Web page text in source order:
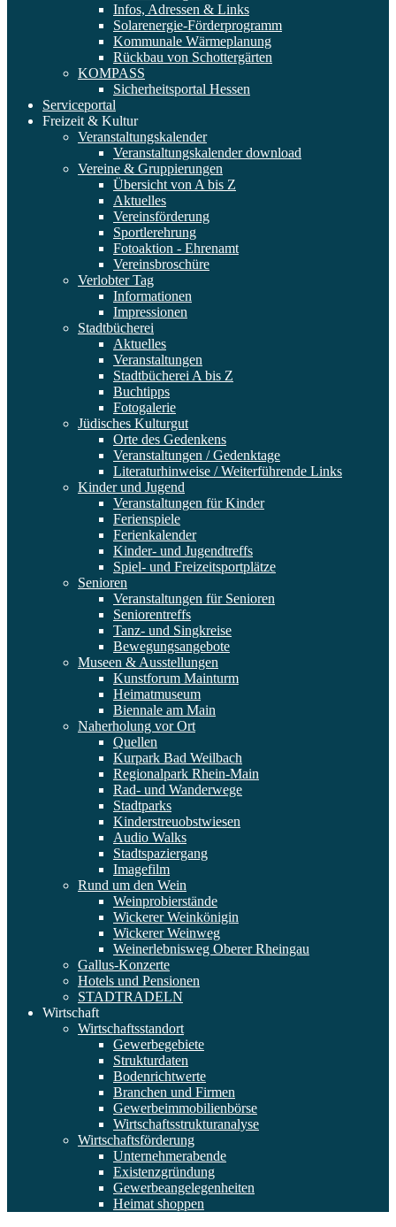
Infos, Adressen & Links
Solarenergie-Förderprogramm
Kommunale Wärmeplanung
Rückbau von Schottergärten
KOMPASS
Sicherheitsportal Hessen
Serviceportal
Freizeit & Kultur
Veranstaltungskalender
Veranstaltungskalender download
Vereine & Gruppierungen
Übersicht von A bis Z
Aktuelles
Vereinsförderung
Sportlerehrung
Fotoaktion - Ehrenamt
Vereinsbroschüre
Verlobter Tag
Informationen
Impressionen
Stadtbücherei
Aktuelles
Veranstaltungen
Stadtbücherei A bis Z
Buchtipps
Fotogalerie
Jüdisches Kulturgut
Orte des Gedenkens
Veranstaltungen / Gedenktage
Literaturhinweise / Weiterführende Links
Kinder und Jugend
Veranstaltungen für Kinder
Ferienspiele
Ferienkalender
Kinder- und Jugendtreffs
Spiel- und Freizeitsportplätze
Senioren
Veranstaltungen für Senioren
Seniorentreffs
Tanz- und Singkreise
Bewegungsangebote
Museen & Ausstellungen
Kunstforum Mainturm
Heimatmuseum
Biennale am Main
Naherholung vor Ort
Quellen
Kurpark Bad Weilbach
Regionalpark Rhein-Main
Rad- und Wanderwege
Stadtparks
Kinderstreuobstwiesen
Audio Walks
Stadtspaziergang
Imagefilm
Rund um den Wein
Weinprobierstände
Wickerer Weinkönigin
Wickerer Weinweg
Weinerlebnisweg Oberer Rheingau
Gallus-Konzerte
Hotels und Pensionen
STADTRADELN
Wirtschaft
Wirtschaftsstandort
Gewerbegebiete
Strukturdaten
Bodenrichtwerte
Branchen und Firmen
Gewerbeimmobilienbörse
Wirtschaftsstrukturanalyse
Wirtschaftsförderung
Unternehmerabende
Existenzgründung
Gewerbeangelegenheiten
Heimat shoppen